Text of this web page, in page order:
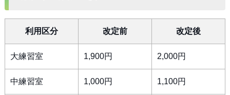
利用区分 改定前 改定後
大練習室 1,900円 2,000円
中練習室 1,000円 1,100円